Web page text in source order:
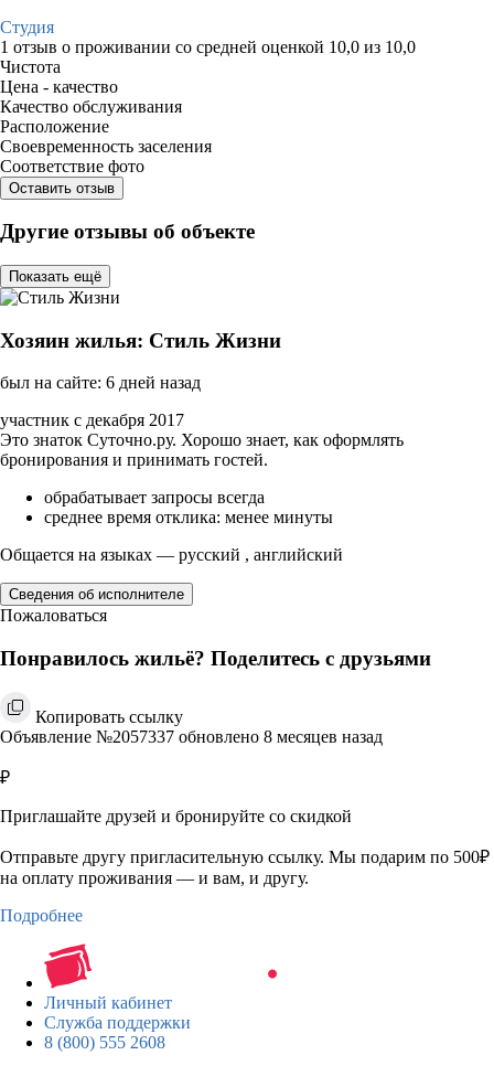
Студия
1 отзыв о проживании со средней оценкой 10,0 из 10,0
Чистота
Цена - качество
Качество обслуживания
Расположение
Своевременность заселения
Соответствие фото
Оставить отзыв
Другие отзывы об объекте
Показать ещё
Хозяин жилья: Стиль Жизни
был на сайте: 6 дней назад
участник с декабря 2017
Это знаток Суточно.ру. Хорошо знает, как оформлять
бронирования и принимать гостей.
обрабатывает запросы всегда
среднее время отклика: менее минуты
Общается на языках — русский , английский
Сведения об исполнителе
Пожаловаться
Понравилось жильё? Поделитесь с друзьями
Копировать ссылку
Объявление №2057337 обновлено 8 месяцев назад
₽
Приглашайте друзей и бронируйте со скидкой
Отправьте другу пригласительную ссылку. Мы подарим по 500₽
на оплату проживания — и вам, и другу.
Подробнее
Личный кабинет
Служба поддержки
8 (800) 555 2608